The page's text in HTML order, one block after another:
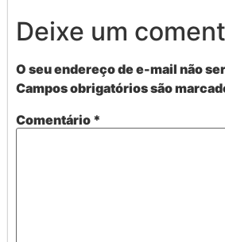
Deixe um
O seu endereço de e-mail não
Campos obrigatórios são
Comentário *